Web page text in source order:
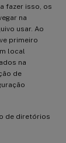
fazer isso, os
na
usar. Ao
primeiro
local
na
de
de diretórios